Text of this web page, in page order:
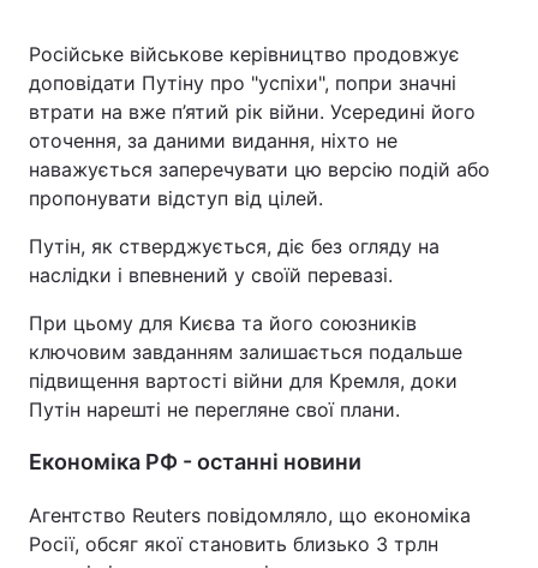
Російське військове керівництво продовжує
доповідати Путіну про "успіхи", попри значні
втрати на вже п’ятий рік війни. Усередині його
оточення, за даними видання, ніхто не
наважується заперечувати цю версію подій або
пропонувати відступ від цілей.
Путін, як стверджується, діє без огляду на
наслідки і впевнений у своїй перевазі.
При цьому для Києва та його союзників
ключовим завданням залишається подальше
підвищення вартості війни для Кремля, доки
Путін нарешті не перегляне свої плани.
Економіка РФ - останні новини
Агентство Reuters повідомляло, що економіка
Росії, обсяг якої становить близько 3 трлн